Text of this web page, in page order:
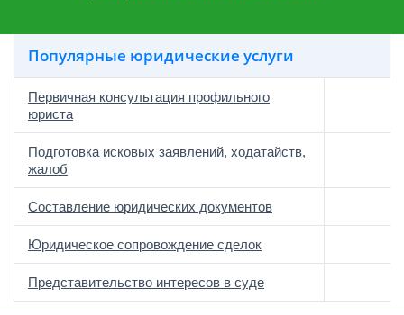
Популярные юридические услуги
Первичная консультация профильного
юриста
Подготовка исковых заявлений, ходатайств,
жалоб
Составление юридических документов
Юридическое сопровождение сделок
Представительство интересов в суде